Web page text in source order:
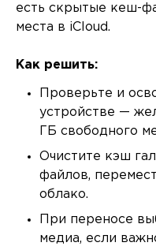
есть скрытые кеш-
места в iCloud.
Как решить:
Проверьте и
устройстве —
ГБ свободного
Очистите кэш
файлов,
облако.
При переносе
медиа, если